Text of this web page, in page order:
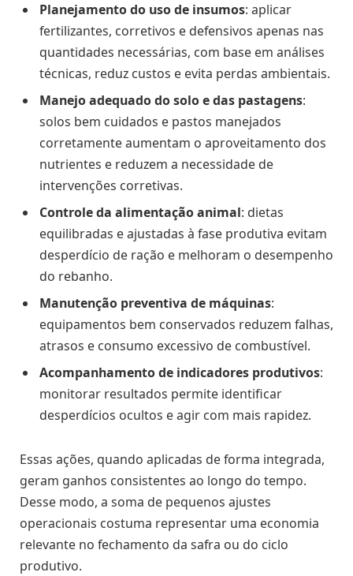
Planejamento do uso de insumos: aplicar
fertilizantes, corretivos e defensivos apenas nas
quantidades necessárias, com base em análises
técnicas, reduz custos e evita perdas ambientais.
Manejo adequado do solo e das pastagens:
solos bem cuidados e pastos manejados
corretamente aumentam o aproveitamento dos
nutrientes e reduzem a necessidade de
intervenções corretivas.
Controle da alimentação animal: dietas
equilibradas e ajustadas à fase produtiva evitam
desperdício de ração e melhoram o desempenho
do rebanho.
Manutenção preventiva de máquinas:
equipamentos bem conservados reduzem falhas,
atrasos e consumo excessivo de combustível.
Acompanhamento de indicadores produtivos:
monitorar resultados permite identificar
desperdícios ocultos e agir com mais rapidez.
Essas ações, quando aplicadas de forma integrada,
geram ganhos consistentes ao longo do tempo.
Desse modo, a soma de pequenos ajustes
operacionais costuma representar uma economia
relevante no fechamento da safra ou do ciclo
produtivo.